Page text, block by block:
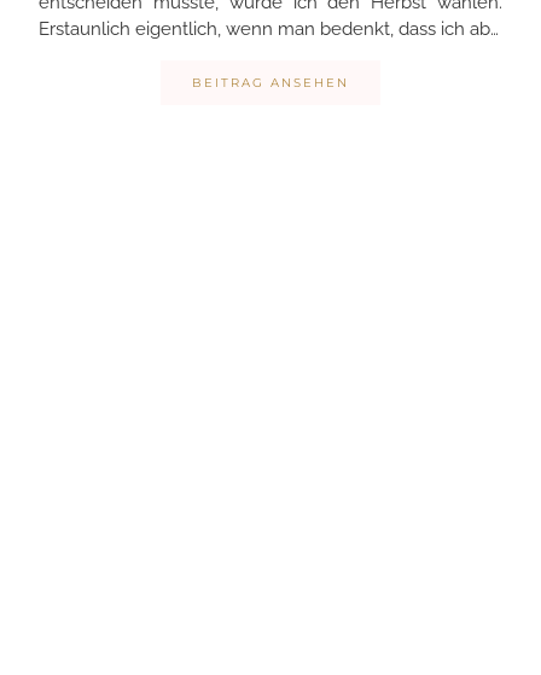
Erstaunlich eigentlich, wenn man bedenkt, dass ich ab…
BEITRAG ANSEHEN